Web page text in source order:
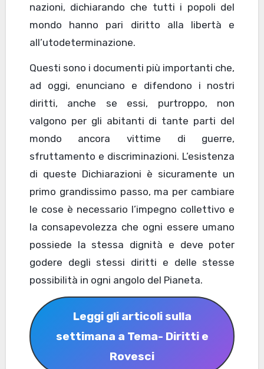
nazioni, dichiarando che tutti i popoli del
mondo hanno pari diritto alla libertà e
all’utodeterminazione.
Questi sono i documenti più importanti che,
ad oggi, enunciano e difendono i nostri
diritti, anche se essi, purtroppo, non
valgono per gli abitanti di tante parti del
mondo ancora vittime di guerre,
sfruttamento e discriminazioni. L’esistenza
di queste Dichiarazioni è sicuramente un
primo grandissimo passo, ma per cambiare
le cose è necessario l’impegno collettivo e
la consapevolezza che ogni essere umano
possiede la stessa dignità e deve poter
godere degli stessi diritti e delle stesse
possibilità in ogni angolo del Pianeta.
Leggi gli articoli sulla
settimana a Tema- Diritti e
Rovesci